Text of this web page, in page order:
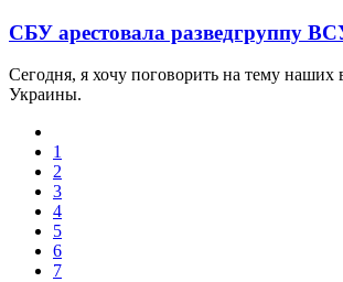
СБУ арестовала разведгруппу
Сегодня, я хочу поговорить на тему
Украины.
1
2
3
4
5
6
7